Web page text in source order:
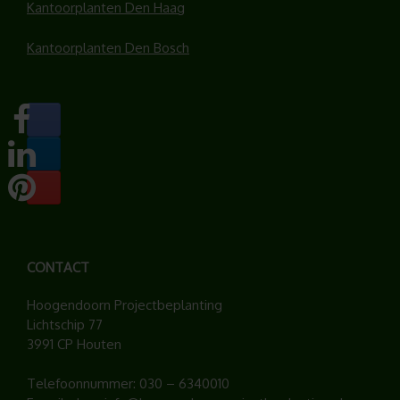
Kantoorplanten Den Haag
Kantoorplanten Den Bosch
CONTACT
Hoogendoorn Projectbeplanting
Lichtschip 77
3991 CP Houten
Telefoonnummer: 030 – 6340010